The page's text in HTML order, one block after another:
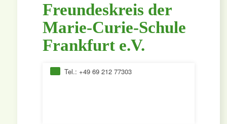
Freundeskreis der
Marie-Curie-Schule
Frankfurt e.V.
Tel.: +49 69 212 77303